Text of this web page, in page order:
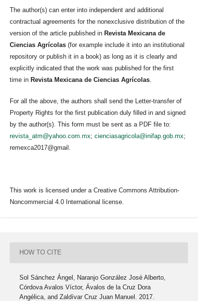
The author(s) can enter into independent and additional
contractual agreements for the nonexclusive distribution of the
version of the article published in Revista Mexicana de
Ciencias Agrícolas (for example include it into an institutional
repository or publish it in a book) as long as it is clearly and
explicitly indicated that the work was published for the first
time in Revista Mexicana de Ciencias Agrícolas
For all the above, the authors shall send the Letter-transfer of
Property Rights for the first publication duly filled in and signed
by the author(s). This form must be sent as a PDF file to:
revista_atm@yahoo.com.mx; cienciasagricola@inifap.gob.mx;
remexca2017@gmail.
This work is licensed under a Creative Commons Attribution-
Noncommercial 4.0 International license.
HOW TO CITE
Sol Sánchez Ángel, Naranjo González José Alberto,
Córdova Avalos Víctor, Ávalos de la Cruz Dora
Angélica, and Zaldívar Cruz Juan Manuel. 2017.